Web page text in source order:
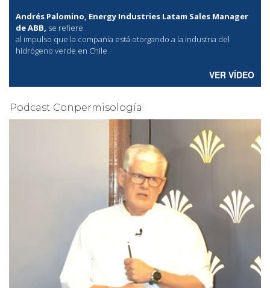
Andrés Palomino, Energy Industries Latam Sales Manager
de ABB, se refiere
al impulso que la compañía está otorgando a la industria del
hidrógeno verde en Chile
VER VÍDEO
Podcast Conpermisología